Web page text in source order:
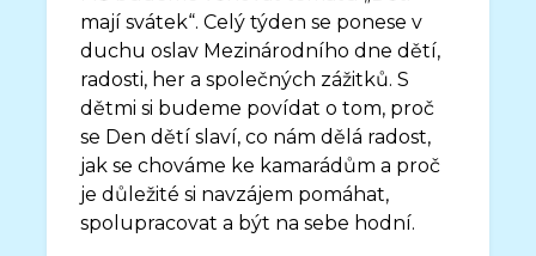
mají svátek“. Celý týden se ponese v
duchu oslav Mezinárodního dne dětí,
radosti, her a společných zážitků. S
dětmi si budeme povídat o tom, proč
se Den dětí slaví, co nám dělá radost,
jak se chováme ke kamarádům a proč
je důležité si navzájem pomáhat,
spolupracovat a být na sebe hodní.